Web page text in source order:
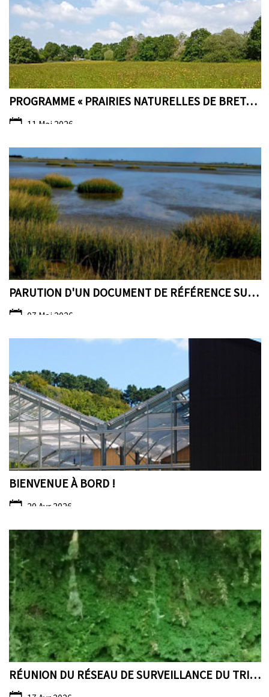
PROGRAMME « PRAIRIES NATURELLES DE BRETAGNE »
11 Mai 2026
PARUTION D'UN DOCUMENT DE RÉFÉRENCE SUR LA VÉGÉTAT...
07 Mai 2026
BIENVENUE À BORD !
20 Avr 2026
RÉUNION DU RÉSEAU DE SURVEILLANCE DU TRICHOMANES R...